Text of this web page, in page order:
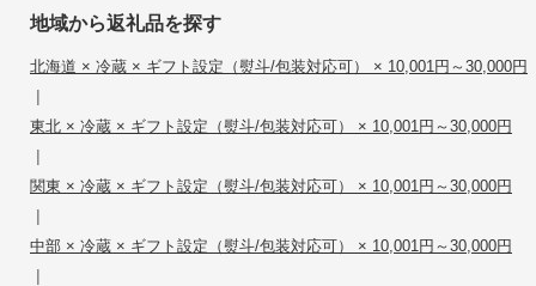
地域から返礼品を探す
北海道 × 冷蔵 × ギフト設定（熨斗/包装対応可） × 10,001円～30,000円
|
東北 × 冷蔵 × ギフト設定（熨斗/包装対応可） × 10,001円～30,000円
|
関東 × 冷蔵 × ギフト設定（熨斗/包装対応可） × 10,001円～30,000円
|
中部 × 冷蔵 × ギフト設定（熨斗/包装対応可） × 10,001円～30,000円
|